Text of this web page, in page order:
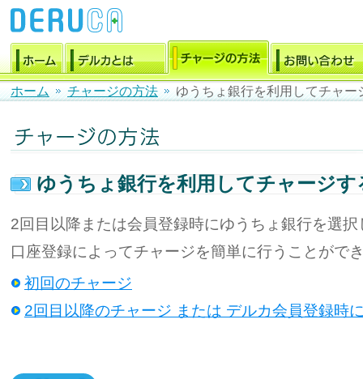
ホーム チャージの方法 ゆうちょ銀行を利用してチャー
ゆうちょ銀行を利用してチャージす
2回目以降または会員登録時にゆうちょ銀行を選択
口座登録によってチャージを簡単に行うことがで
初回のチャージ
2回目以降のチャージ または デルカ会員登録時